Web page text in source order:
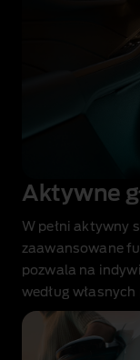
Aktywne
W pełni aktywny
zaawansowane
pozwala na
według